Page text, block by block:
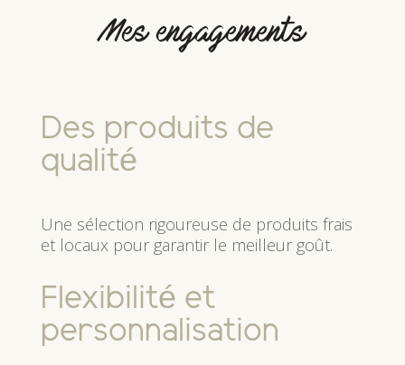
Mes engagements
Des produits de
qualité
Une sélection rigoureuse de produits frais
et locaux pour garantir le meilleur goût.
Flexibilité et
personnalisation